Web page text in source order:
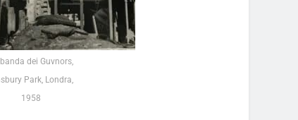
dei Guvnors,
Park, Londra,
1958